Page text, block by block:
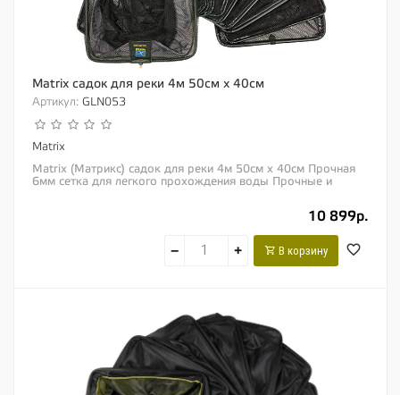
Matrix садок для реки 4м 50см х 40см
Артикул: GLN053
Matrix
Matrix (Матрикс) садок для реки 4м 50см х 40см Прочная
6мм сетка для легкого прохождения воды Прочные и
10 899р.
− + В корзину